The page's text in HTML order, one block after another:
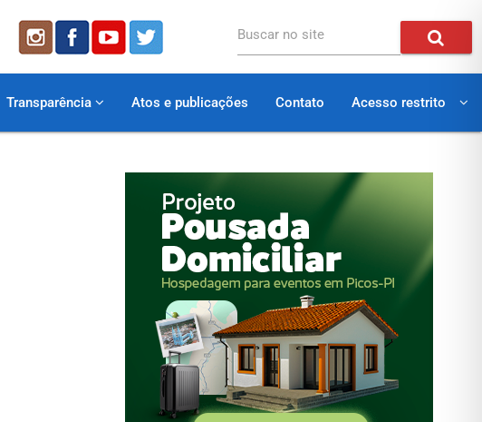
Buscar no site
Transparência Atos e publicações Contato Acesso restrito